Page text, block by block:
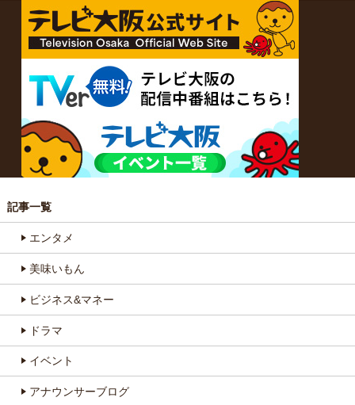
記事一覧
エンタメ
美味いもん
ビジネス&マネー
ドラマ
イベント
アナウンサーブログ